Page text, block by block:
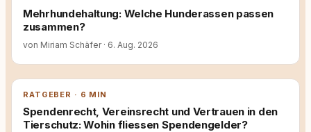
Mehrhundehaltung: Welche Hunderassen passen
zusammen?
von Miriam Schäfer · 6. Aug. 2026
RATGEBER · 6 MIN
Spendenrecht, Vereinsrecht und Vertrauen in den
Tierschutz: Wohin fliessen Spendengelder?